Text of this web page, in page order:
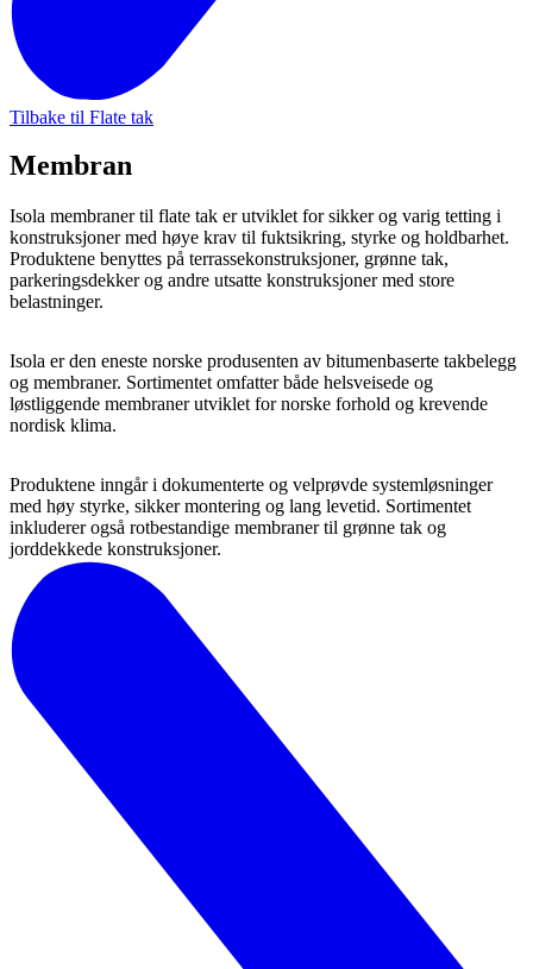
Tilbake til Flate tak
Membran
Isola membraner til flate tak er utviklet for sikker og varig tetting i
konstruksjoner med høye krav til fuktsikring, styrke og holdbarhet.
Produktene benyttes på terrassekonstruksjoner, grønne tak,
parkeringsdekker og andre utsatte konstruksjoner med store
belastninger.
Isola er den eneste norske produsenten av bitumenbaserte takbelegg
og membraner. Sortimentet omfatter både helsveisede og
løstliggende membraner utviklet for norske forhold og krevende
nordisk klima.
Produktene inngår i dokumenterte og velprøvde systemløsninger
med høy styrke, sikker montering og lang levetid. Sortimentet
inkluderer også rotbestandige membraner til grønne tak og
jorddekkede konstruksjoner.